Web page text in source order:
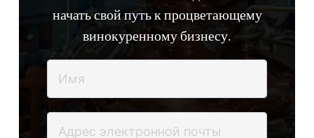
начать свой путь к процветающему
винокуренному бизнесу.